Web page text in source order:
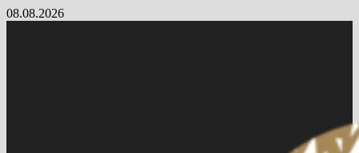
Skip
08.08.2026